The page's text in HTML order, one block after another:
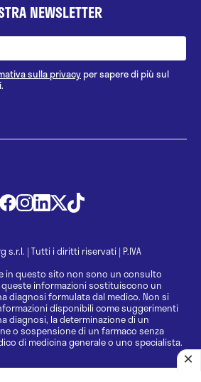
NEWSLETTER
sulla privacyper sapere di più sul
s.r.l. | Tutti i diritti riservati | P.IVA
in questo sito non sono un consulto
queste informazioni sostituiscono un
diagnosi formulata dal medico. Non si
disponibili come suggerimenti
diagnosi, la determinazione di un
o sospensione di un farmaco senza
di medicina generale o uno specialista.